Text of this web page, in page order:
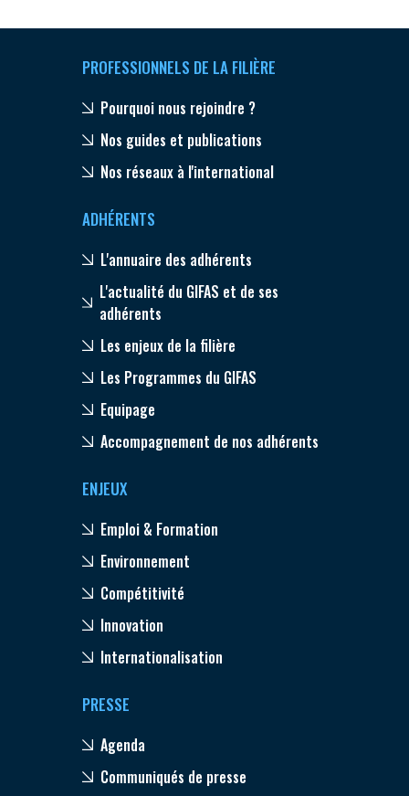
PROFESSIONNELS DE LA FILIÈRE
Pourquoi nous rejoindre ?
Nos guides et publications
Nos réseaux à l'international
ADHÉRENTS
L'annuaire des adhérents
L'actualité du GIFAS et de ses
adhérents
Les enjeux de la filière
Les Programmes du GIFAS
Equipage
Accompagnement de nos adhérents
ENJEUX
Emploi & Formation
Environnement
Compétitivité
Innovation
Internationalisation
PRESSE
Agenda
Communiqués de presse